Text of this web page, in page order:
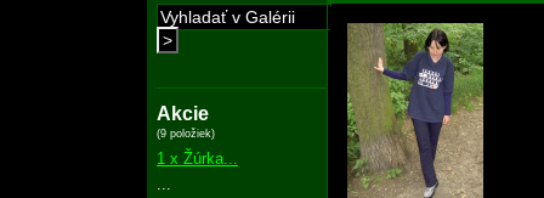
>
Akcie
(9 položiek)
1 x Žúrka...